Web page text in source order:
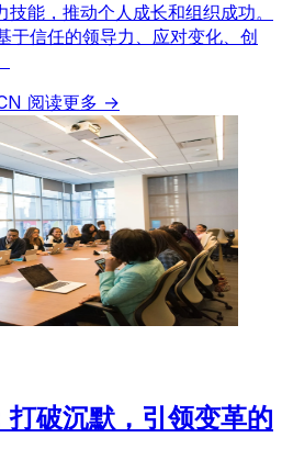
能，推动个人成长和组织成功。
于信任的领导力、应对变化、创
阅读更多 →
破沉默，引领变革的